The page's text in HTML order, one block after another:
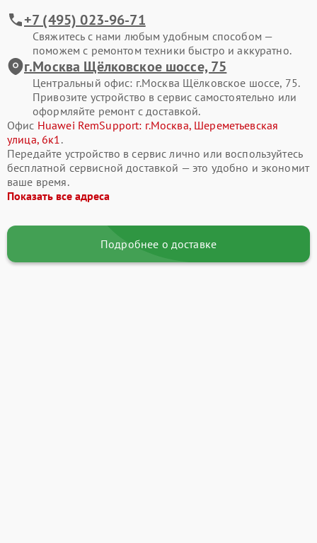
+7 (495) 023-96-71
Свяжитесь с нами любым удобным способом —
поможем с ремонтом техники быстро и аккуратно.
г.Москва Щёлковское шоссе, 75
Центральный офис: г.Москва Щёлковское шоссе, 75.
Привозите устройство в сервис самостоятельно или
оформляйте ремонт с доставкой.
Офис Huawei RemSupport: г.Москва, Шереметьевская
улица, 6к1.
Передайте устройство в сервис лично или воспользуйтесь
бесплатной сервисной доставкой — это удобно и экономит
ваше время.
Показать все адреса
Подробнее о доставке